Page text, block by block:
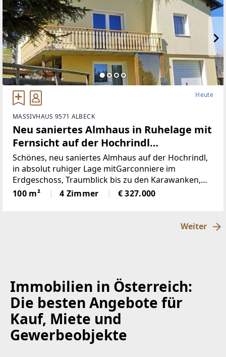
Heute
MASSIVHAUS 9571 ALBECK
Neu saniertes Almhaus in Ruhelage mit
Fernsicht auf der Hochrindl
(Provisionsfrei)
Schönes, neu saniertes Almhaus auf der Hochrindl,
in absolut ruhiger Lage mitGarconniere im
Erdgeschoss, Traumblick bis zu den Karawanken,
Sonnenlage, hierscheint den ganzen Tag die Sonne,
über der Nebelgrenze, in 1600m Seehöhegelegen,
100 m² 4 Zimmer € 327.000
Weiter
Immobilien in Österreich:
Die besten Angebote für
Kauf, Miete und
Gewerbeobjekte